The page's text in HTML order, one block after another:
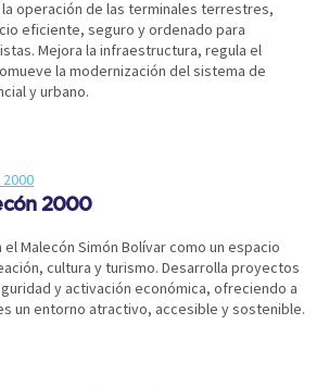
operación de las terminales terrestres,
eficiente, seguro y ordenado para
Mejora la infraestructura, regula el
la modernización del sistema de
y urbano.
2000
Malecón Simón Bolívar como un espacio
cultura y turismo. Desarrolla proyectos
y activación económica, ofreciendo a
un entorno atractivo, accesible y sostenible.